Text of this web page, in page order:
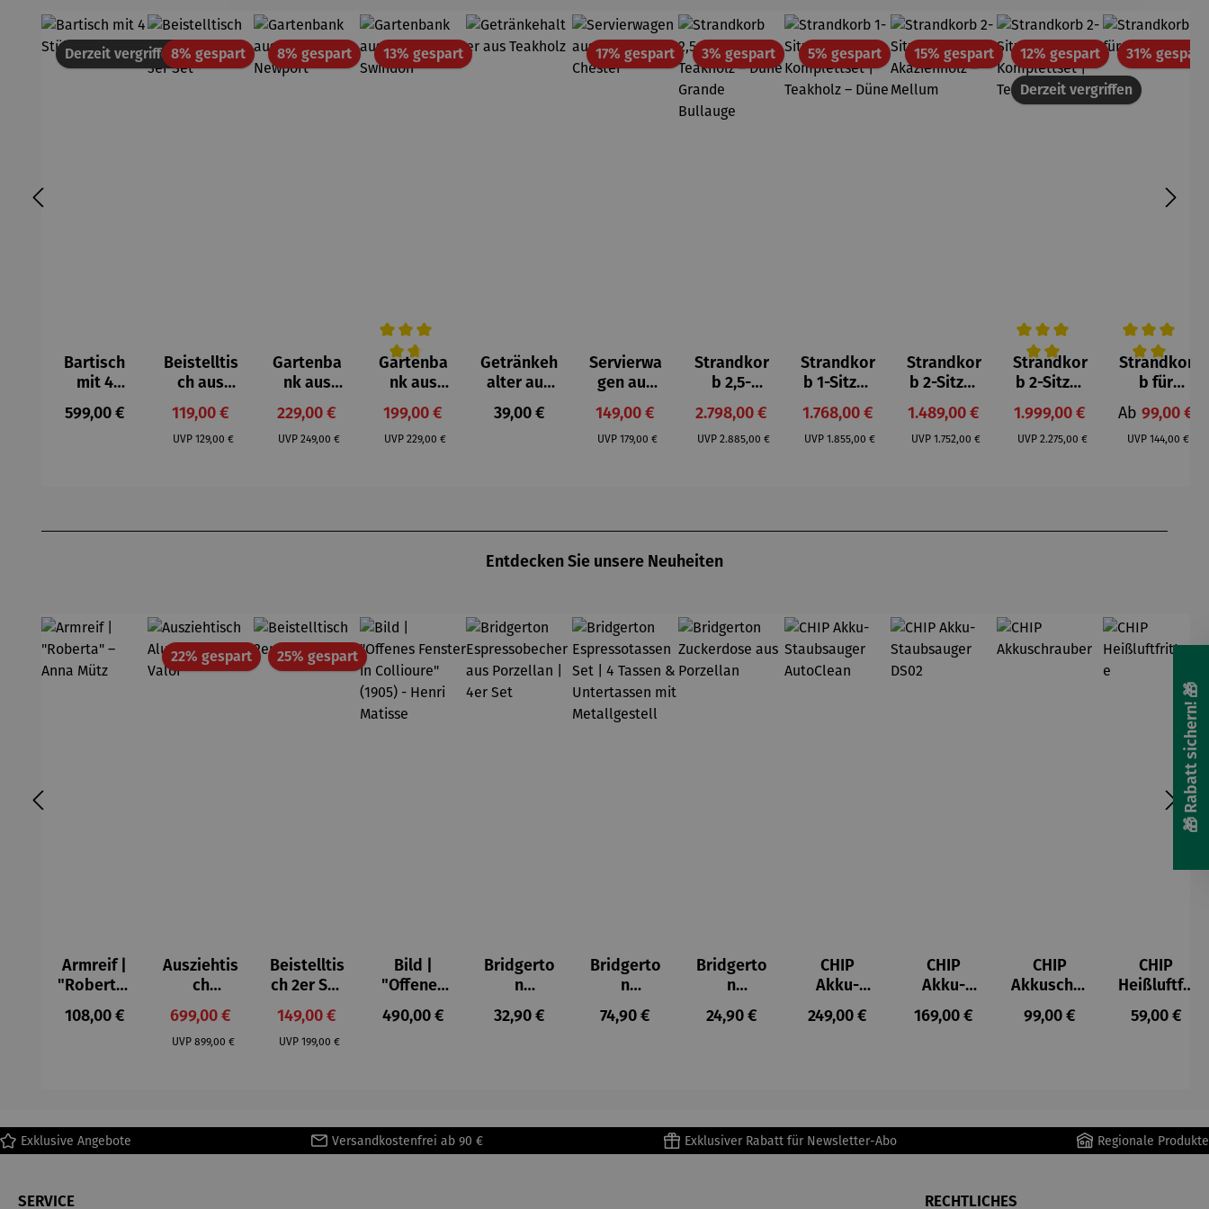
Derzeit vergriffen
Bartisch
mit 4
Stühlen –
Capua
Regulärer Preis:
599,00 €
8% gespartRabatt
Beistelltis
ch aus
Teakholz
3er Set
Verkaufspreis:
119,00 €
UVP Regulärer Preis:
129,00 €
8% gespartRabatt
Gartenba
nk aus
Teakholz –
Newport
Verkaufspreis:
229,00 €
UVP Regulärer Preis:
249,00 €
13% gespartRabatt
Durchschnittliche Bewertung von 4.7 von 5 Sternen
Gartenba
nk aus
Teakholz –
Swindon
Verkaufspreis:
199,00 €
UVP Regulärer Preis:
229,00 €
Getränkeh
alter aus
Teakholz
Regulärer Preis:
39,00 €
17% gespartRabatt
Servierwa
gen aus
Teakholz
Chester
Verkaufspreis:
149,00 €
UVP Regulärer Preis:
179,00 €
3% gespartRabatt
Strandkor
b 2,5-
Sitzer |
Teakholz –
Düne
Verkaufspreis:
2.798,00 €
UVP Regulärer Preis:
2.885,00 €
5% gespartRabatt
Strandkor
b 1-Sitzer
Kompletts
et |
Teakholz –
Verkaufspreis:
1.768,00 €
UVP Regulärer Preis:
1.855,00 €
15% gespartRabatt
Strandkor
b 2-Sitzer
| aus
Akazienho
lz –
Verkaufspreis:
1.489,00 €
UVP Regulärer Preis:
1.752,00 €
Derzeit vergriffen
12% gespartRabatt
Durchschnittliche Bewertung
Strandkor
b 2-Sitzer
Kompletts
et |
Teakholz –
Verkaufspreis:
1.999,00 €
UVP Regulärer Preis:
2.275,00 €
31% gespart
Strandkor
b für
Hunde
Ab 99,00 €
UVP Regulärer
144,00 €
Entdecken Sie unsere Neuheiten
Armreif |
"Roberta"
– Anna
Mütz
Regulärer Preis:
108,00 €
22% gespartRabatt
Ausziehtis
ch
Aluminium
– Valor
Verkaufspreis:
699,00 €
UVP Regulärer Preis:
899,00 €
25% gespartRabatt
Beistelltis
ch 2er Set
– Dalias
Verkaufspreis:
149,00 €
UVP Regulärer Preis:
199,00 €
Bild |
"Offenes
Fenster in
Collioure"
Regulärer Preis:
490,00 €
Bridgerto
n
Espresso
becher
Regulärer Preis:
32,90 €
Bridgerto
n
Espressot
assen Set
Metallges
Regulärer Preis:
74,90 €
Bridgerto
n
Zuckerdo
se aus
Regulärer Preis:
24,90 €
CHIP
Akku-
Staubsau
ger
Regulärer Preis:
249,00 €
CHIP
Akku-
Staubsau
ger DS02
Regulärer Preis:
169,00 €
CHIP
Akkuschra
uber
Regulärer Preis:
99,00 €
CHIP
Heißluftfri
tteuse
Regulärer
59,00 €
Exklusive Angebote Versandkostenfrei ab 90 € Exklusiver Rabatt für Newsletter-Abo Regionale Produkte
SERVICE RECHTLICHES
🎁 Rabatt sichern! 🎁